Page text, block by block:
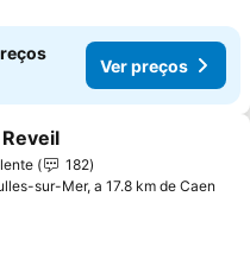
Ver preços
aos favoritos
182
sur-Mer, a 17.8 km de Caen